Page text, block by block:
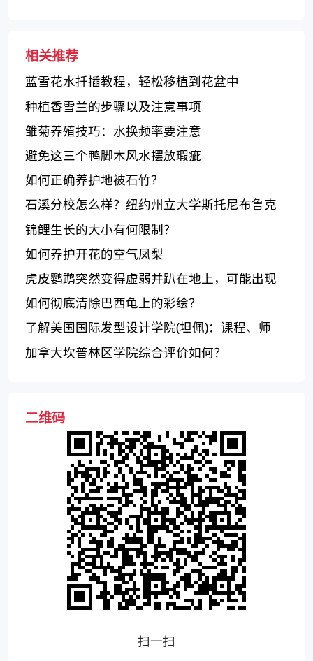
相关推荐
蓝雪花水扦插教程，轻松移植到花盆中
种植香雪兰的步骤以及注意事项
雏菊养殖技巧：水换频率要注意
避免这三个鸭脚木风水摆放瑕疵
如何正确养护地被石竹？
石溪分校怎么样？纽约州立大学斯托尼布鲁克
的特点和优势
锦鲤生长的大小有何限制？
如何养护开花的空气凤梨
虎皮鹦鹉突然变得虚弱并趴在地上，可能出现
了哪些问题？
如何彻底清除巴西龟上的彩绘？
了解美国国际发型设计学院(坦佩)：课程、师
资、就业前景如何？
加拿大坎普林区学院综合评价如何？
二维码
扫一扫